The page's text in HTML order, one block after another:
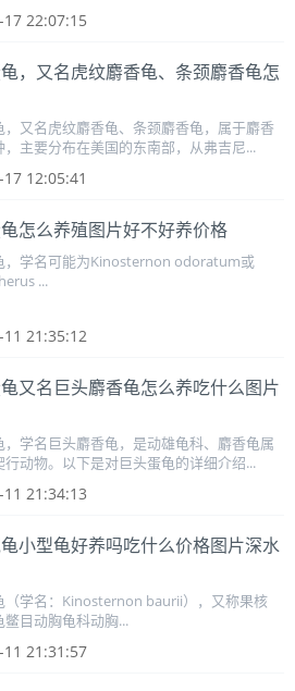
22:07:15
，又名虎纹麝香龟、条颈麝香龟怎
，又名虎纹麝香龟、条颈麝香龟，属于麝香
，主要分布在美国的东南部，从弗吉尼...
12:05:41
怎么养殖图片好不好养价格
，学名可能为Kinosternon odoratum或
...
21:35:12
又名巨头麝香龟怎么养吃什么图片
，学名巨头麝香龟，是动雄龟科、麝香龟属
行动物。以下是对巨头蛋龟的详细介绍...
21:34:13
小型龟好养吗吃什么价格图片深水
（学名：Kinosternon baurii），又称果核
鳖目动胸龟科动胸...
21:31:57